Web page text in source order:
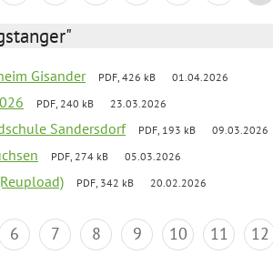
Gisander PDF, 426 kB 01.04.2026
PDF, 240 kB 23.03.2026
Sandersdorf PDF, 193 kB 09.03.2026
PDF, 274 kB 05.03.2026
PDF, 342 kB 20.02.2026
6 7 8 9 10 11 12